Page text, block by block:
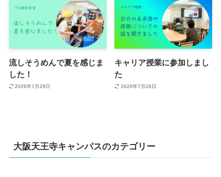
流しそうめんで夏を感じま
した！
2026年7月29日
キャリア授業に参加しまし
た
2026年7月28日
大阪天王寺キャンパスのカテゴリー